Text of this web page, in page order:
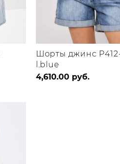
Шорты джинс P412-
l.blue
4,610.00руб.Этот